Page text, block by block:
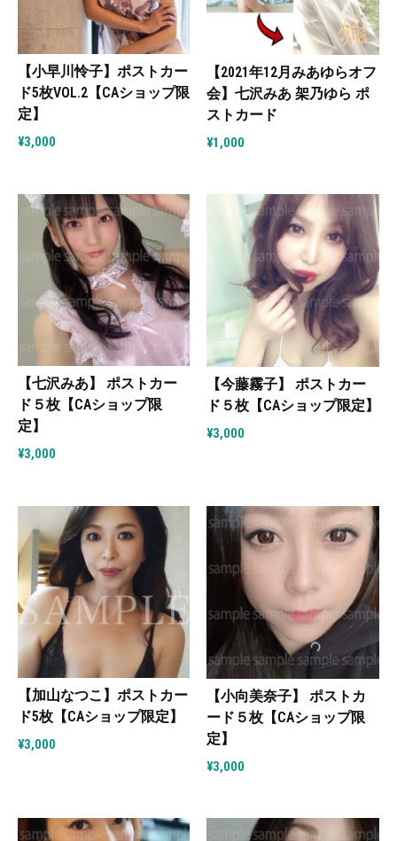
【小早川怜子】ポストカー
ド5枚VOL.2【CAショップ限
定】
¥3,000
【2021年12月みあゆらオフ
会】七沢みあ 架乃ゆら ポ
ストカード
¥1,000
【七沢みあ】 ポストカー
ド５枚【CAショップ限
定】
¥3,000
【今藤霧子】 ポストカー
ド５枚【CAショップ限定】
¥3,000
【加山なつこ】ポストカー
ド5枚【CAショップ限定】
¥3,000
【小向美奈子】 ポストカ
ード５枚【CAショップ限
定】
¥3,000